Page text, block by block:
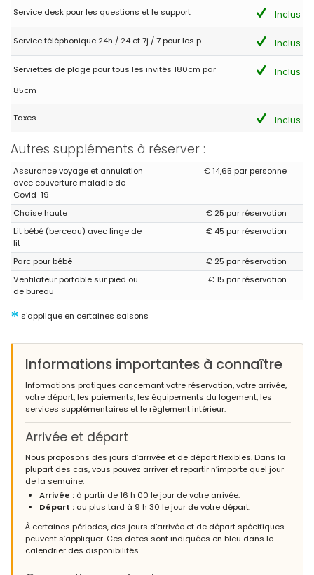
Service desk pour les questions et le support Inclus
Service téléphonique 24h / 24 et 7j / 7 pour les p Inclus
Serviettes de plage pour tous les invités 180cm par
85cm
Inclus
Taxes Inclus
Autres suppléments à réserver :
Assurance voyage et annulation
avec couverture maladie de
Covid-19
€ 14,65 par personne
Chaise haute
€ 25 par réservation
Lit bébé (berceau) avec linge de
lit
€ 45 par réservation
Parc pour bébé
€ 25 par réservation
Ventilateur portable sur pied ou
de bureau
€ 15 par réservation
* s'applique en certaines saisons
Informations importantes à connaître
Informations pratiques concernant votre réservation, votre arrivée,
votre départ, les paiements, les équipements du logement, les
services supplémentaires et le règlement intérieur.
Arrivée et départ
Nous proposons des jours d’arrivée et de départ flexibles. Dans la
plupart des cas, vous pouvez arriver et repartir n’importe quel jour
de la semaine.
Arrivée : à partir de 16 h 00 le jour de votre arrivée.
Départ : au plus tard à 9 h 30 le jour de votre départ.
À certaines périodes, des jours d’arrivée et de départ spécifiques
peuvent s’appliquer. Ces dates sont indiquées en bleu dans le
calendrier des disponibilités.